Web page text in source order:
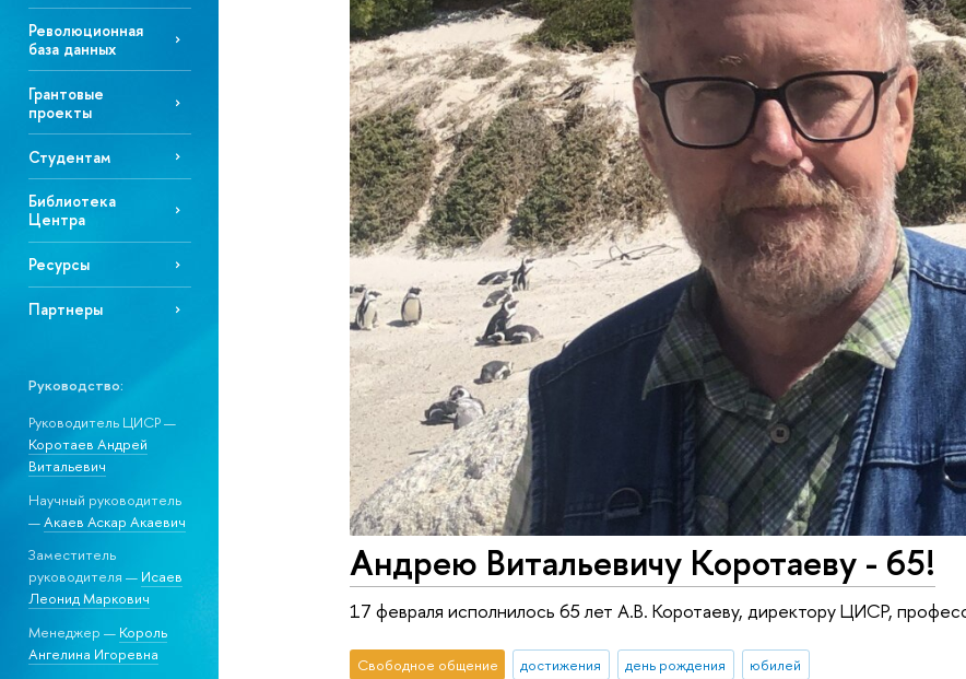
Революционная
база данных
Грантовые
проекты
Студентам
Библиотека
Центра
Ресурсы
Партнеры
Руководство:
Руководитель ЦИСР —
Коротаев Андрей
Витальевич
Научный руководитель
—Акаев Аскар Акаевич
Заместитель
руководителя — Исаев
Леонид Маркович
Менеджер — Король
Ангелина Игоревна
Андрею Витальевичу Коротаеву - 65!
17 февраля исполнилось 65 лет А.В. Коротаеву, директору ЦИСР,
Свободное общение достижения день рождения юбилей